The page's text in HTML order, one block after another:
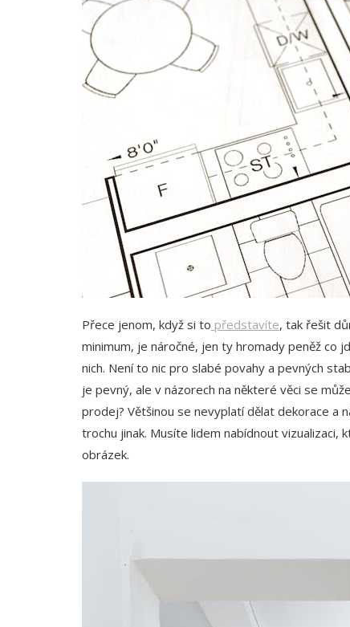
Přece jenom, když si to představíte, tak řešit
minimum, je náročné, jen ty hromady peněž
nich. Není to nic pro slabé povahy a pevných
je pevný, ale v názorech na některé věci se
prodej? Většinou se nevyplatí dělat dekorace a
trochu jinak. Musíte lidem nabídnout
obrázek.